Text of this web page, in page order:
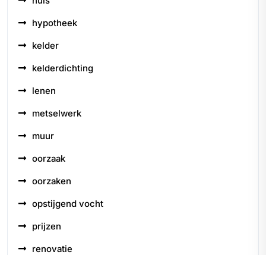
hypotheek
kelder
kelderdichting
lenen
metselwerk
muur
oorzaak
oorzaken
opstijgend vocht
prijzen
renovatie